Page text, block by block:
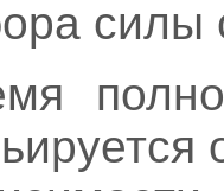
силы